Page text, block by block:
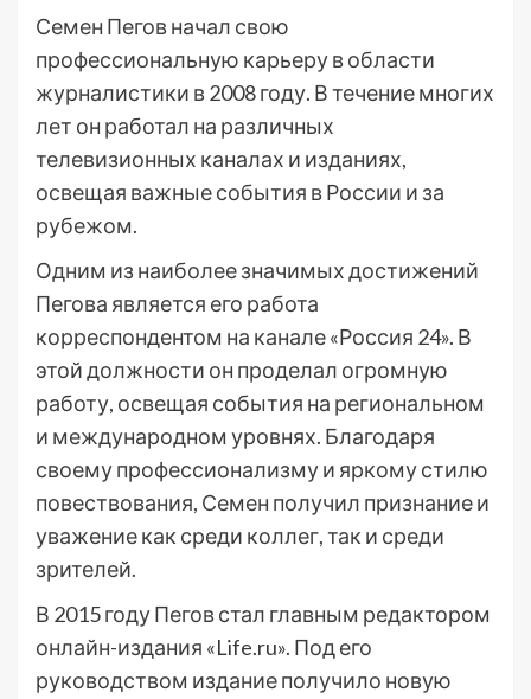
Семен Пегов начал свою
профессиональную карьеру в области
журналистики в 2008 году. В течение многих
лет он работал на различных
телевизионных каналах и изданиях,
освещая важные события в России и за
рубежом.
Одним из наиболее значимых достижений
Пегова является его работа
корреспондентом на канале «Россия 24». В
этой должности он проделал огромную
работу, освещая события на региональном
и международном уровнях. Благодаря
своему профессионализму и яркому стилю
повествования, Семен получил признание и
уважение как среди коллег, так и среди
зрителей.
В 2015 году Пегов стал главным редактором
онлайн-издания «Life.ru». Под его
руководством издание получило новую